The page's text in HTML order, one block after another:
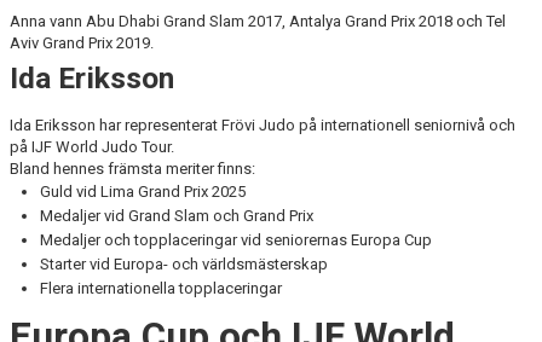
Anna vann Abu Dhabi Grand Slam 2017, Antalya Grand Prix 2018 och Tel
Aviv Grand Prix 2019.
Ida Eriksson
Ida Eriksson har representerat Frövi Judo på internationell seniornivå och
på IJF World Judo Tour.
Bland hennes främsta meriter finns:
Guld vid Lima Grand Prix 2025
Medaljer vid Grand Slam och Grand Prix
Medaljer och topplaceringar vid seniorernas Europa Cup
Starter vid Europa- och världsmästerskap
Flera internationella topplaceringar